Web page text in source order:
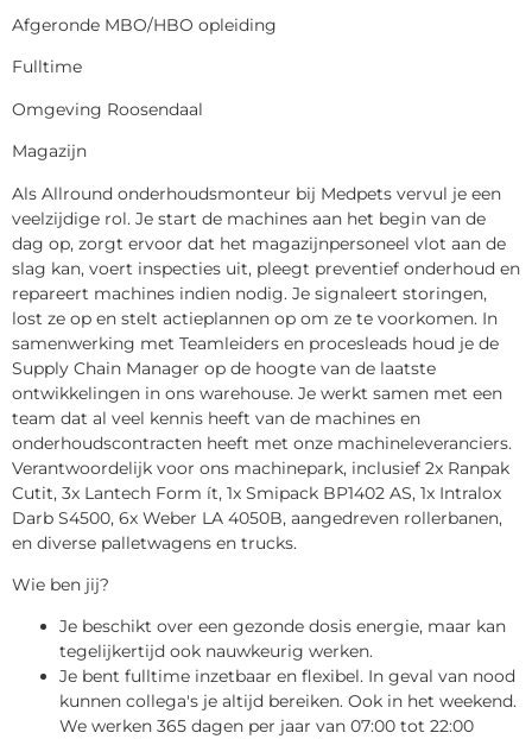
Afgeronde MBO/HBO opleiding
Fulltime
Omgeving Roosendaal
Magazijn
Als Allround onderhoudsmonteur bij Medpets vervul je een
veelzijdige rol. Je start de machines aan het begin van de
dag op, zorgt ervoor dat het magazijnpersoneel vlot aan de
slag kan, voert inspecties uit, pleegt preventief onderhoud en
repareert machines indien nodig. Je signaleert storingen,
lost ze op en stelt actieplannen op om ze te voorkomen. In
samenwerking met Teamleiders en procesleads houd je de
Supply Chain Manager op de hoogte van de laatste
ontwikkelingen in ons warehouse. Je werkt samen met een
team dat al veel kennis heeft van de machines en
onderhoudscontracten heeft met onze machineleveranciers.
Verantwoordelijk voor ons machinepark, inclusief 2x Ranpak
Cutit, 3x Lantech Form ít, 1x Smipack BP1402 AS, 1x Intralox
Darb S4500, 6x Weber LA 4050B, aangedreven rollerbanen,
en diverse palletwagens en trucks.
Wie ben jij?
Je beschikt over een gezonde dosis energie, maar kan
tegelijkertijd ook nauwkeurig werken.
Je bent fulltime inzetbaar en flexibel. In geval van nood
kunnen collega's je altijd bereiken. Ook in het weekend.
We werken 365 dagen per jaar van 07:00 tot 22:00